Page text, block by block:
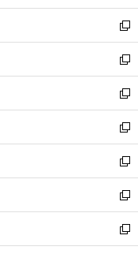
開
く
ウ
で
開
く
ン
ド
ウ
で
開
く
ウ
ィ
ン
ド
ウ
で
開
く
新
し
い
ウ
ィ
ン
ド
ウ
で
開
く
新
し
い
ウ
ィ
ン
ド
ウ
で
開
く
新
し
い
ウ
ィ
ン
ド
ウ
で
開
新
し
い
ウ
ィ
ン
ド
ウ
新
し
い
ウ
ィ
ン
新
し
い
ウ
新
し